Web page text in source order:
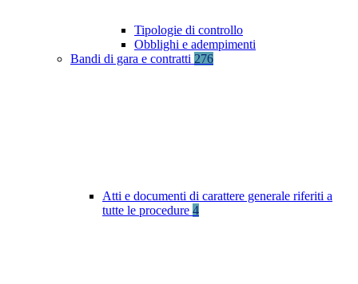
Tipologie di controllo
Obblighi e adempimenti
Bandi di gara e contratti 276
Atti e documenti di carattere generale riferiti a
tutte le procedure 4